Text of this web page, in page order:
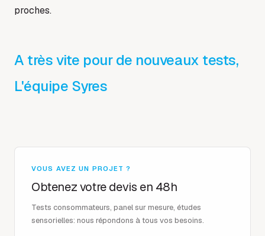
proches.
A très vite pour de nouveaux tests,
L'équipe Syres
VOUS AVEZ UN PROJET ?
Obtenez votre devis en 48h
Tests consommateurs, panel sur mesure, études
sensorielles: nous répondons à tous vos besoins.